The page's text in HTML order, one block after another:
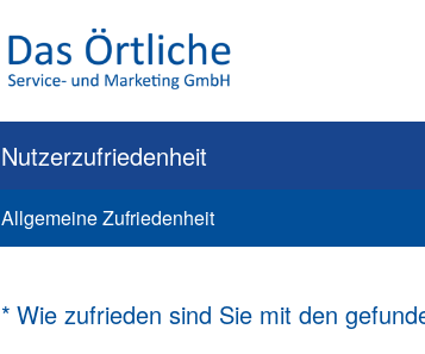
Nutzerzufriedenheit
Allgemeine Zufriedenheit
* Wie zufrieden sind Sie mit den
(Erforderlich.)